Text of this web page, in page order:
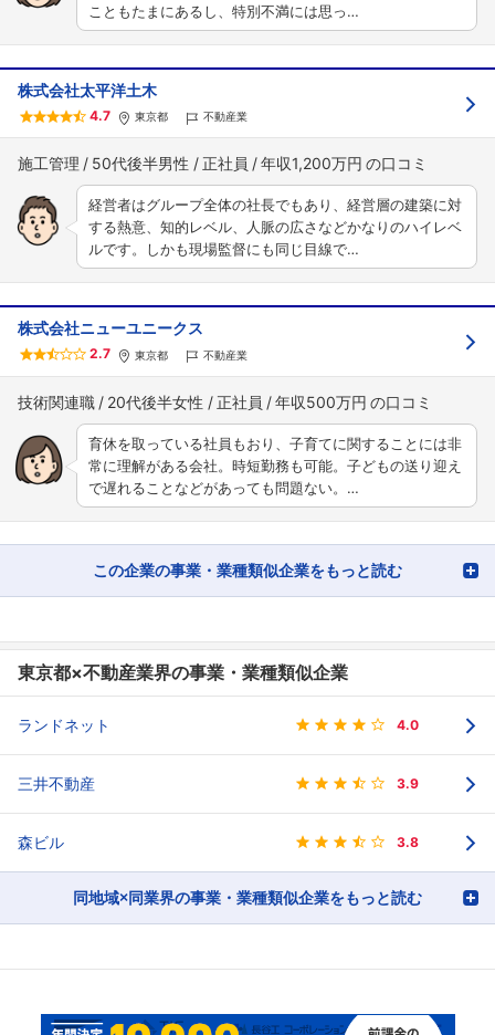
こともたまにあるし、特別不満には思っ…
株式会社太平洋土木
4.7 東京都 不動産業
施工管理 50代後半男性 正社員 年収1,200万円
経営者はグループ全体の社長でもあり、経営層の建築に対
する熱意、知的レベル、人脈の広さなどかなりのハイレベ
ルです。しかも現場監督にも同じ目線で…
株式会社ニューユニークス
2.7 東京都 不動産業
技術関連職 20代後半女性 正社員 年収500万円
育休を取っている社員もおり、子育てに関することには非
常に理解がある会社。時短勤務も可能。子どもの送り迎え
で遅れることなどがあっても問題ない。…
この企業の事業・業種類似企業をもっと読む
東京都×不動産業界の事業・業種類似企業
ランドネット 4.0
三井不動産 3.9
森ビル 3.8
同地域×同業界の事業・業種類似企業をもっと読む